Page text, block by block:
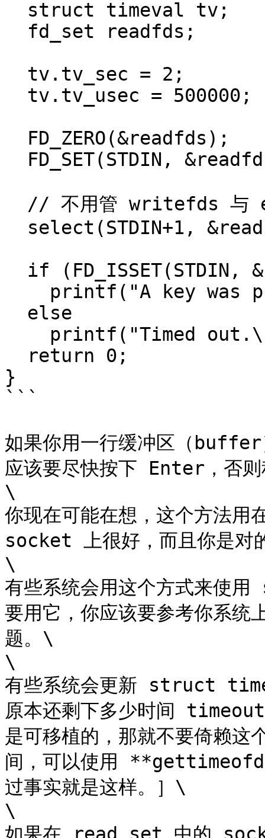
}
```
如果你用一行缓冲区（buffer
应该要尽快按下 Enter，否
\
你现在可能在想，这个方法
socket 上很好，而且你是对
\
有些系统会用这个方式来使
要用它，你应该要参考你系统
题。\
\
有些系统会更新 struct
原本还剩下多少时间 timeout
是可移植的，那就不要倚赖这
间，可以使用
过事实就是这样。］\
\